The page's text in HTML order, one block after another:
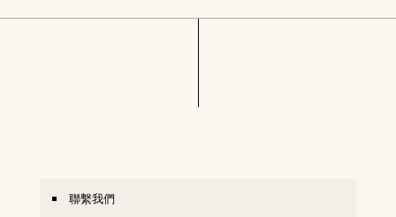
聯繫我們